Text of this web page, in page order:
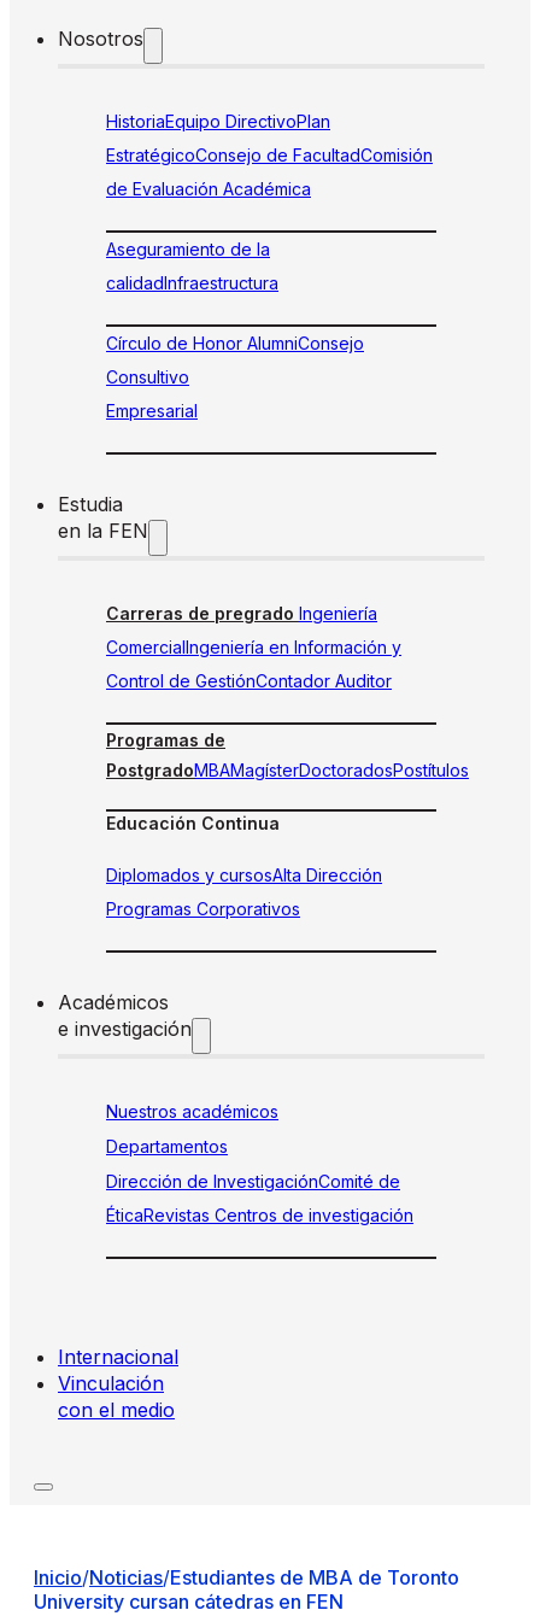
Nosotros
HistoriaEquipo DirectivoPlan
EstratégicoConsejo de FacultadComisión
de Evaluación Académica
Aseguramiento de la
calidadInfraestructura
Círculo de Honor AlumniConsejo
Consultivo
Empresarial
Estudia
en la FEN
Carreras de pregrado Ingeniería
ComercialIngeniería en Información y
Control de GestiónContador Auditor
Programas de
PostgradoMBAMagísterDoctoradosPostítulos
Educación Continua
Diplomados y cursosAlta Dirección
Programas Corporativos
Académicos
e investigación
Nuestros académicos
Departamentos
Dirección de InvestigaciónComité de
ÉticaRevistas Centros de investigación
Internacional
Vinculación
con el medio
Inicio/Noticias/Estudiantes de MBA de Toronto
University cursan cátedras en FEN